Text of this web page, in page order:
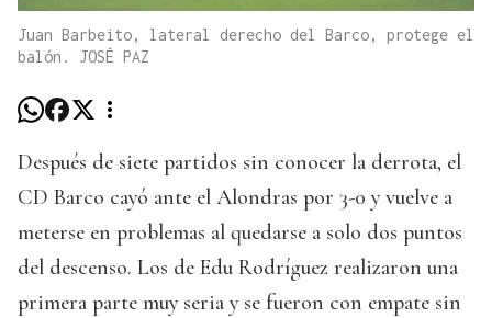
Juan Barbeito, lateral derecho del Barco, protege el
balón. JOSÉ PAZ
Después de siete partidos sin conocer la derrota, el
CD Barco cayó ante el Alondras por 3-0 y vuelve a
meterse en problemas al quedarse a solo dos puntos
del descenso. Los de Edu Rodríguez realizaron una
primera parte muy seria y se fueron con empate sin